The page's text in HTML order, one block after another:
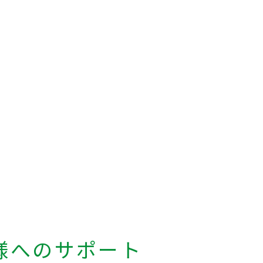
へのサポート